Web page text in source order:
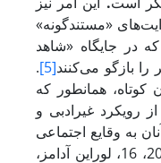
«مستندگونه»
در جایگاه «شاهد
بازگو می‌کنند[5]
.
کوتاه، همانطور که
رویکرد غیرادبی و
به وقایع اجتماعی
و مسائل سیاسی است (ونزان، 2010، 16، لوراین آدامز،